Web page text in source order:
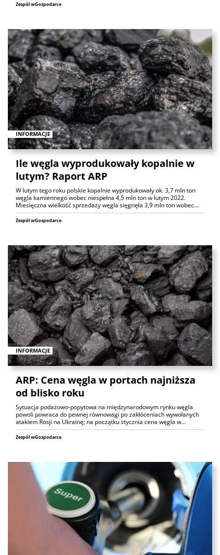
Zespół wGospodarce
INFORMACJE
Ile węgla wyprodukowały kopalnie w
lutym? Raport ARP
W lutym tego roku polskie kopalnie wyprodukowały ok. 3,7 mln ton
węgla kamiennego wobec niespełna 4,5 mln ton w lutym 2022.
Miesięczna wielkość sprzedaży węgla sięgnęła 3,9 mln ton wobec…
Zespół wGospodarce
INFORMACJE
ARP: Cena węgla w portach najniższa
od blisko roku
Sytuacja podażowo-popytowa na międzynarodowym rynku węgla
powoli powraca do pewnej równowagi po zakłóceniach wywołanych
atakiem Rosji na Ukrainę; na początku stycznia cena węgla w…
Zespół wGospodarce